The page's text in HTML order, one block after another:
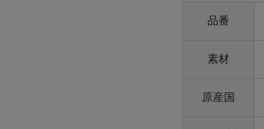
品番
素材
原産国